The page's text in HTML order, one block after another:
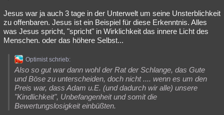
Jesus war ja auch 3 tage in der Unterwelt um seine Unsterblichkeit
zu offenbaren. Jesus ist ein Beispiel für diese Erkenntnis. Alles
was Jesus spricht, "spricht" in Wirklichkeit das innere Licht des
Menschen. oder das höhere Selbst...
Optimist schrieb:
Also so gut war dann wohl der Rat der Schlange, das Gute
und Böse zu unterscheiden, doch nicht .... wenn es um den
Preis war, dass Adam u.E. (und dadurch wir alle) unsere
"Kindlichkeit", Unbefangenheit und somit die
Bewertungslosigkeit einbüßten.